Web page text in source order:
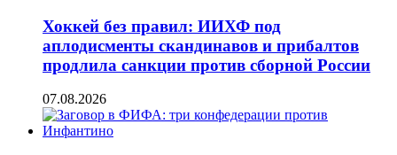
Хоккей без правил: ИИХФ под
аплодисменты скандинавов и прибалтов
продлила санкции против сборной России
07.08.2026